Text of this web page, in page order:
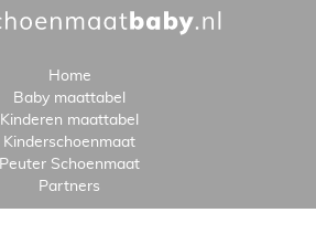
Home
Baby maattabel
Kinderen maattabel
Kinderschoenmaat
Peuter Schoenmaat
Partners